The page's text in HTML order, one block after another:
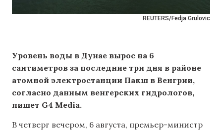
REUTERS/Fedja Grulovic
Уровень воды в Дунае вырос на 6
сантиметров за последние три дня в районе
атомной электростанции Пакш в Венгрии,
согласно данным венгерских гидрологов,
пишет G4 Media.
В четверг вечером, 6 августа, премьер-министр